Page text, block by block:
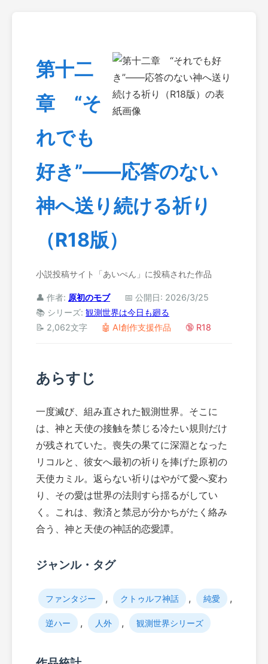
第十二
章 “そ
れでも
好き”――応答のない
神へ送り続ける祈り
（R18版）
小説投稿サイト「あいぺん」に投稿された作品
👤 作者: 原初のモブ
📅 公開日: 2026/3/25
📚 シリーズ: 観測世界は今日も廻る
📝 2,062文字
🤖 AI創作支援作品 🔞 R18
あらすじ
一度滅び、組み直された観測世界。そこに
は、神と天使の接触を禁じる冷たい規則だけ
が残されていた。喪失の果てに深淵となった
リコルと、彼女へ最初の祈りを捧げた原初の
天使カミル。返らない祈りはやがて愛へ変わ
り、その愛は世界の法則すら揺るがしてい
く。これは、救済と禁忌が分かちがたく絡み
合う、神と天使の神話的恋愛譚。
ジャンル・タグ
ファンタジー , クトゥルフ神話 , 純愛 ,
逆ハー , 人外 , 観測世界シリーズ